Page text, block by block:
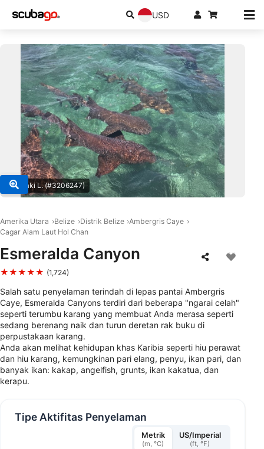
USD
© Malaki L. (#3206247)
Amerika Utara Belize Distrik Belize Ambergris Caye
Cagar Alam Laut Hol Chan
Esmeralda Canyon
★★★★★ (1,724)
Salah satu penyelaman terindah di lepas pantai Ambergris
Caye, Esmeralda Canyons terdiri dari beberapa "ngarai celah"
seperti terumbu karang yang membuat Anda merasa seperti
sedang berenang naik dan turun deretan rak buku di
perpustakaan karang.
Anda akan melihat kehidupan khas Karibia seperti hiu perawat
dan hiu karang, kemungkinan pari elang, penyu, ikan pari, dan
banyak ikan: kakap, angelfish, grunts, ikan kakatua, dan
kerapu.
Tipe Aktifitas Penyelaman
Metrik
(m, °C)
US/Imperial
(ft, °F)